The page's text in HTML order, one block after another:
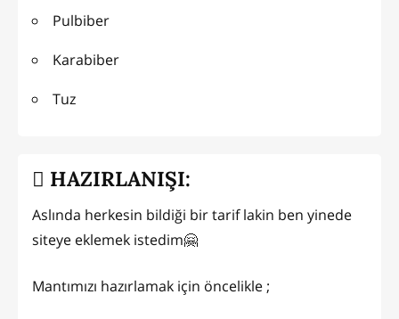
Pulbiber
Karabiber
Tuz
HAZIRLANIŞI:
Aslında herkesin bildiği bir tarif lakin ben yinede
siteye eklemek istedim🤗
Mantımızı hazırlamak için öncelikle ;